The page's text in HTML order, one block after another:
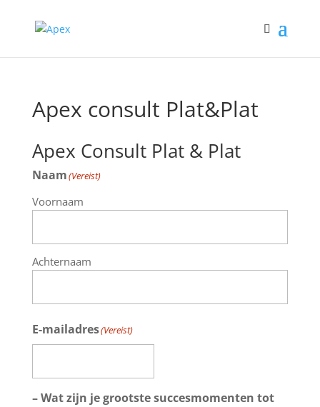
Apex consult Plat&Plat
Apex Consult Plat & Plat
Naam(Vereist)
Voornaam
Achternaam
E-mailadres(Vereist)
– Wat zijn je grootste succesmomenten tot